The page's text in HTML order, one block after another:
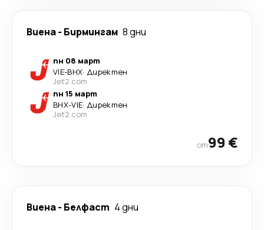
Виена- Бирмингам 8 дни
пн 08 март
VIE-BHX· Директен
Jet2.com
пн 15 март
BHX-VIE· Директен
Jet2.com
от99 €
Виена- Белфаст 4 дни